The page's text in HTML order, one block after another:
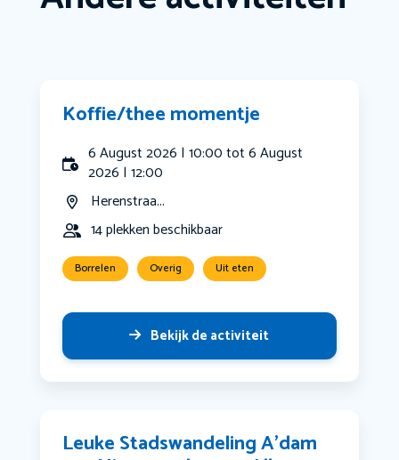
Koffie/thee momentje
6 August 2026 | 10:00 tot 6 August
2026 | 12:00
Herenstraa...
14 plekken beschikbaar
Borrelen Overig Uit eten
Bekijk de activiteit
Leuke Stadswandeling A’dam